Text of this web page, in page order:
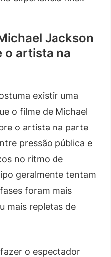
Jackson
o artista na
existir uma
o filme de Michael
o artista na parte
pressão pública e
no ritmo de
geralmente tentam
foram mais
mais repletas de
o espectador